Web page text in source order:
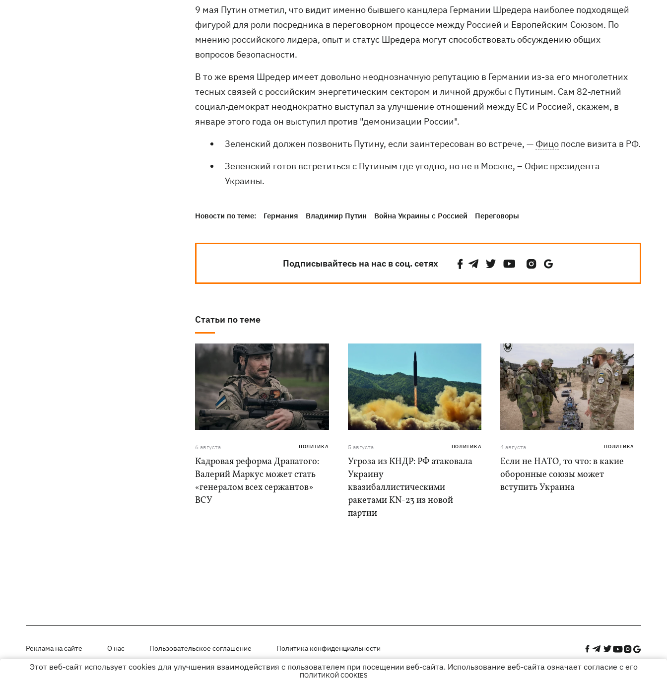
9 мая Путин отметил, что видит именно бывшего канцлера Германии Шредера наиболее подходящей
фигурой для роли посредника в переговорном процессе между Россией и Европейским Союзом. По
мнению российского лидера, опыт и статус Шредера могут способствовать обсуждению общих
вопросов безопасности.
В то же время Шредер имеет довольно неоднозначную репутацию в Германии из-за его многолетних
тесных связей с российским энергетическим сектором и личной дружбы с Путиным. Сам 82-летний
социал-демократ неоднократно выступал за улучшение отношений между ЕС и Россией, скажем, в
январе этого года он выступил против "демонизации России".
Зеленский должен позвонить Путину, если заинтересован во встрече, — Фицо после визита в РФ.
Зеленский готов встретиться с Путиным где угодно, но не в Москве, – Офис президента
Украины.
Новости по теме: Германия Владимир Путин Война Украины с Россией Переговоры
Подписывайтесь на нас в соц. сетях
Статьи по теме
6 августа ПОЛИТИКА
Кадровая реформа Драпатого:
Валерий Маркус может стать
«генералом всех сержантов»
ВСУ
5 августа ПОЛИТИКА
Угроза из КНДР: РФ атаковала
Украину
квазибаллистическими
ракетами KN-23 из новой
партии
4 августа ПОЛИТИКА
Если не НАТО, то что: в какие
оборонные союзы может
вступить Украина
Реклама на сайте О нас Пользовательское соглашение Политика конфиденциальности
Материалы под рубриками «Новости компании», «PR» и «Факт» размещены на правах рекламы
Этот веб-сайт использует cookies для улучшения взаимодействия с пользователем при посещении веб-сайта. Использование веб-сайта означает согласие с его
ПОЛИТИКОЙ COOKIES